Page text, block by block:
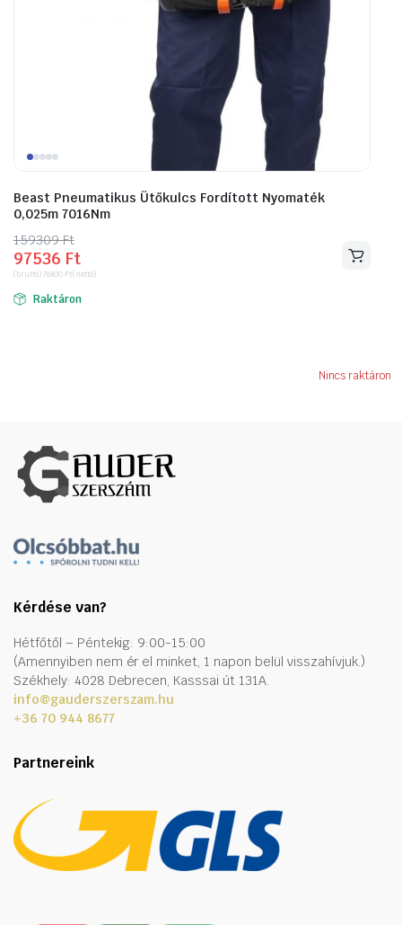
Beast Pneumatikus Ütőkulcs Fordított Nyomaték
0,025m 7016Nm
159309Ft
Original
price
was:
159309 Ft.
97536 Ft
Current
price
is:
97536 Ft.
(bruttó)76800 Ft(nettó)
Raktáron
Nincs raktáron
Kérdése van?
Hétfőtől – Péntekig: 9:00-15:00
(Amennyiben nem ér el minket, 1 napon belül visszahívjuk.)
Székhely: 4028 Debrecen, Kasssai út 131A.
info@gauderszerszam.hu
+36 70 944 8677
Partnereink